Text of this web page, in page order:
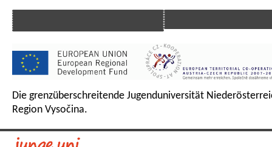
Die grenzüberschreitende Jugenduniversität
Region Vysočina.